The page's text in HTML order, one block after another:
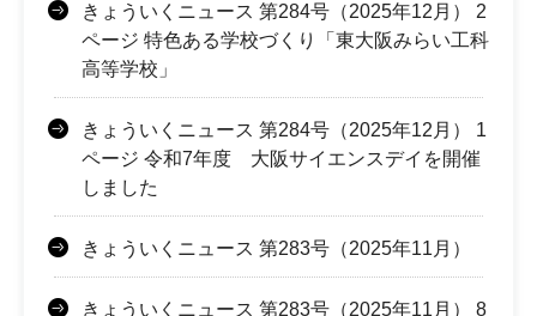
きょういくニュース 第284号（2025年12月） 2
ページ 特色ある学校づくり「東大阪みらい工科
高等学校」
きょういくニュース 第284号（2025年12月） 1
ページ 令和7年度 大阪サイエンスデイを開催
しました
きょういくニュース 第283号（2025年11月）
きょういくニュース 第283号（2025年11月） 8